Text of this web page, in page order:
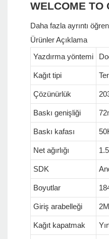
WELCOME TO
Daha fazla ayrıntı
Ürünler Açıklama
Yazdırma yöntemi
Kağıt tipi
Çözünürlük
Baskı genişliği
Baskı kafası
Net ağırlığı
SDK
Boyutlar
Giriş arabelleği 2M
Kağıt kapatmak